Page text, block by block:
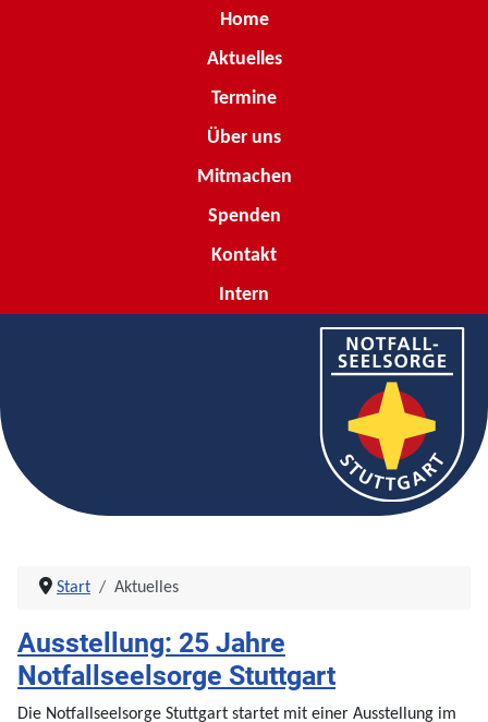
Home
Aktuelles
Termine
Über uns
Mitmachen
Spenden
Kontakt
Intern
Start Aktuelles
Ausstellung: 25 Jahre
Notfallseelsorge Stuttgart
Die Notfallseelsorge Stuttgart startet mit einer Ausstellung im